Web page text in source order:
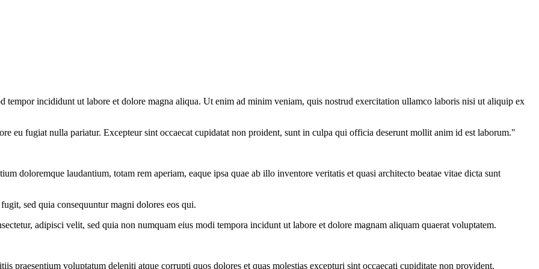
tempor incididunt ut labore et dolore magna aliqua. Ut enim ad minim veniam, quis nostrud exercitation ullamco laboris nisi ut aliquip ex
eu fugiat nulla pariatur. Excepteur sint occaecat cupidatat non proident, sunt in culpa qui officia deserunt mollit anim id est laborum."
doloremque laudantium, totam rem aperiam, eaque ipsa quae ab illo inventore veritatis et quasi architecto beatae vitae dicta sunt
sed quia consequuntur magni dolores eos qui.
adipisci velit, sed quia non numquam eius modi tempora incidunt ut labore et dolore magnam aliquam quaerat voluptatem.
praesentium voluptatum deleniti atque corrupti quos dolores et quas molestias excepturi sint occaecati cupiditate non provident.